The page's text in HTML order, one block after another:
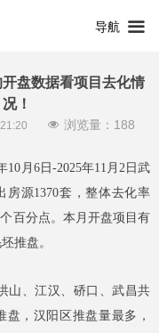
导航 끀
盘数据看项目去化情
况！
10月6日-2025年11月2日武
房源1370套，整体去化率
百分点。本月开盘项目有
推盘。
山、江汉、硚口、武昌共
盘，汉阳区推盘量最多，
21:20 넶 浏览量： 188